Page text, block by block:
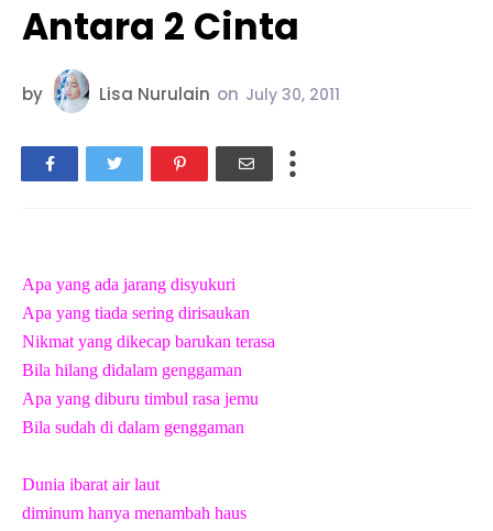
Antara 2 Cinta
by Lisa Nurulain on July 30, 2011
Apa yang ada jarang disyukuri
Apa yang tiada sering dirisaukan
Nikmat yang dikecap barukan terasa
Bila hilang didalam genggaman
Apa yang diburu timbul rasa jemu
Bila sudah di dalam genggaman
Dunia ibarat air laut
diminum hanya menambah haus